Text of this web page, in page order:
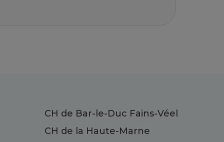
CH de Bar-le-Duc Fains-Véel
CH de la Haute-Marne